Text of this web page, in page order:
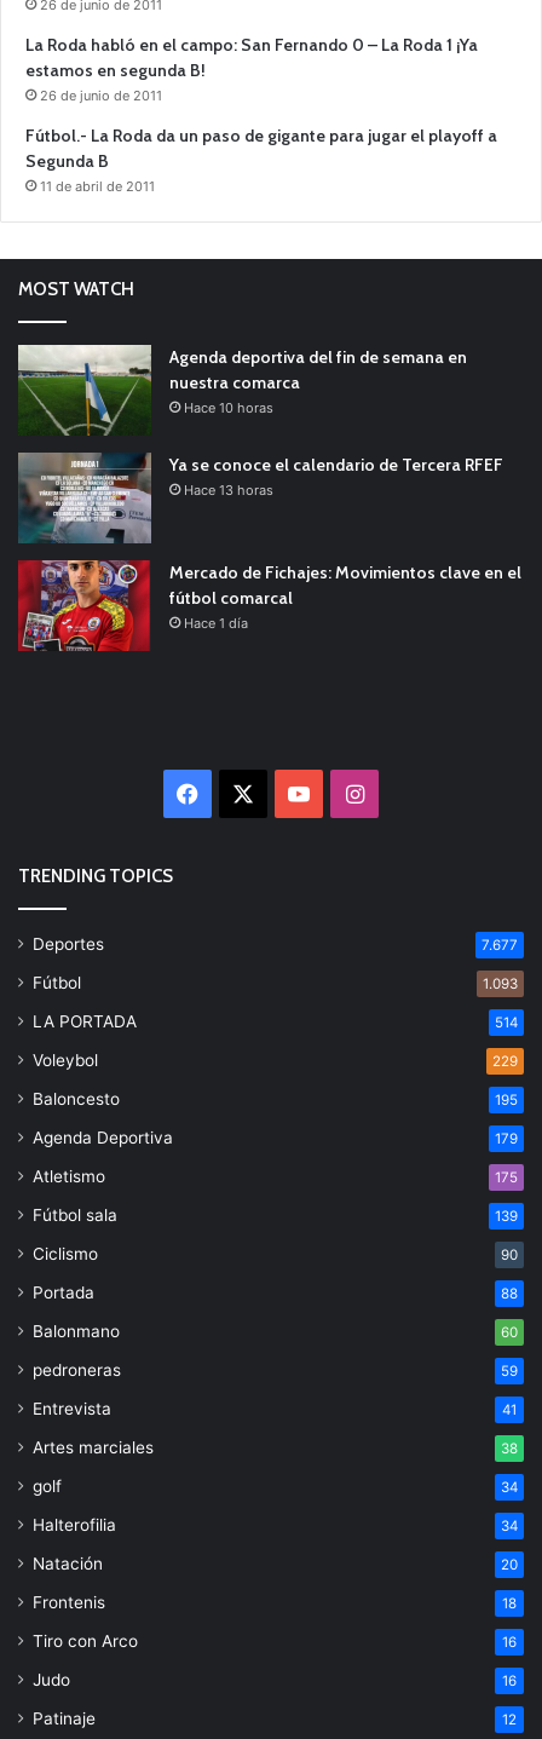
26 de junio de 2011
La Roda habló en el campo: San Fernando 0 – La Roda 1 ¡Ya
estamos en segunda B!
26 de junio de 2011
Fútbol.- La Roda da un paso de gigante para jugar el playoff a
Segunda B
11 de abril de 2011
MOST WATCH
Agenda deportiva del fin de semana en
nuestra comarca
Hace 10 horas
Ya se conoce el calendario de Tercera RFEF
Hace 13 horas
Mercado de Fichajes: Movimientos clave en el
fútbol comarcal
Hace 1 día
Facebook YouTubeInstagram
TRENDING TOPICS
Deportes 7.677
Fútbol 1.093
LA PORTADA 514
Voleybol 229
Baloncesto 195
Agenda Deportiva 179
Atletismo 175
Fútbol sala 139
Ciclismo 90
Portada 88
Balonmano 60
pedroneras 59
Entrevista 41
Artes marciales 38
golf 34
Halterofilia 34
Natación 20
Frontenis 18
Tiro con Arco 16
Judo 16
Patinaje 12